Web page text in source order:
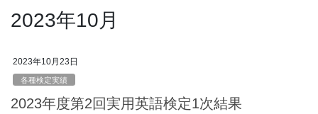
2023年10月
2023年10月23日
各種検定実績
2023年度第2回実用英語検定1次結果